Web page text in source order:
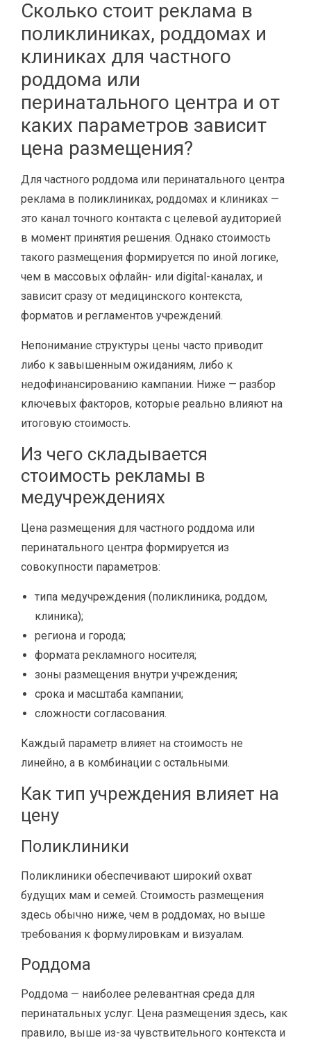
Сколько стоит реклама в
поликлиниках, роддомах и
клиниках для частного
роддома или
перинатального центра и от
каких параметров зависит
цена размещения?
Для частного роддома или перинатального центра
реклама в поликлиниках, роддомах и клиниках —
это канал точного контакта с целевой аудиторией
в момент принятия решения. Однако стоимость
такого размещения формируется по иной логике,
чем в массовых офлайн- или digital-каналах, и
зависит сразу от медицинского контекста,
форматов и регламентов учреждений.
Непонимание структуры цены часто приводит
либо к завышенным ожиданиям, либо к
недофинансированию кампании. Ниже — разбор
ключевых факторов, которые реально влияют на
итоговую стоимость.
Из чего складывается
стоимость рекламы в
медучреждениях
Цена размещения для частного роддома или
перинатального центра формируется из
совокупности параметров:
типа медучреждения (поликлиника, роддом,
клиника);
региона и города;
формата рекламного носителя;
зоны размещения внутри учреждения;
срока и масштаба кампании;
сложности согласования.
Каждый параметр влияет на стоимость не
линейно, а в комбинации с остальными.
Как тип учреждения влияет на
цену
Поликлиники
Поликлиники обеспечивают широкий охват
будущих мам и семей. Стоимость размещения
здесь обычно ниже, чем в роддомах, но выше
требования к формулировкам и визуалам.
Роддома
Роддома — наиболее релевантная среда для
перинатальных услуг. Цена размещения здесь, как
правило, выше из-за чувствительного контекста и